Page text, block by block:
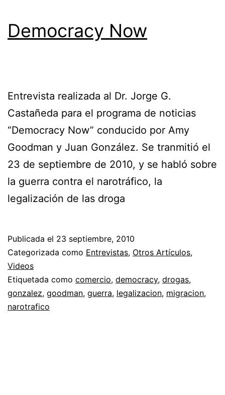
Democracy Now
Entrevista realizada al Dr. Jorge G.
Castañeda para el programa de noticias
“Democracy Now” conducido por Amy
Goodman y Juan González. Se tranmitió el
23 de septiembre de 2010, y se habló sobre
la guerra contra el narotráfico, la
legalización de las droga
Publicada el 23 septiembre, 2010
Categorizada como Entrevistas, Otros Artículos,
Videos
Etiquetada como comercio, democracy, drogas,
gonzalez, goodman, guerra, legalizacion, migracion,
narotrafico